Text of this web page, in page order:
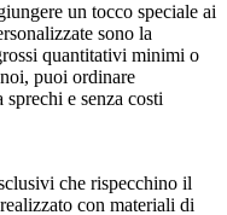
un tocco speciale ai
sono la
quantitativi minimi o
puoi ordinare
e senza costi
che rispecchino il
con materiali di